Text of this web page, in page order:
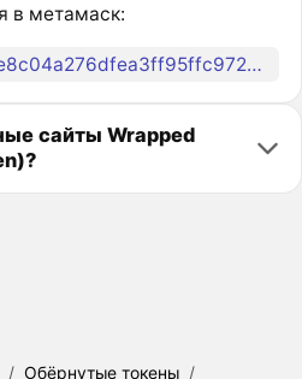
в метамаск:
0xb7ff11aa7612e8c04a276dfea3ff95ffc9724ea1
сайты Wrapped
/ Обёрнутые токены /